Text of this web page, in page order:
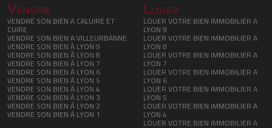
Vendre
VENDRE SON BIEN A CALUIRE ET
CUIRE
VENDRE SON BIEN A VILLEURBANNE
VENDRE SON BIEN À LYON 9
VENDRE SON BIEN À LYON 8
VENDRE SON BIEN À LYON 7
VENDRE SON BIEN À LYON 6
VENDRE SON BIEN À LYON 5
VENDRE SON BIEN À LYON 4
VENDRE SON BIEN À LYON 3
VENDRE SON BIEN À LYON 2
VENDRE SON BIEN À LYON 1
Louer
LOUER VOTRE BIEN IMMOBILIER A
LYON 9
LOUER VOTRE BIEN IMMOBILIER A
LYON 8
LOUER VOTRE BIEN IMMOBILIER A
LYON 7
LOUER VOTRE BIEN IMMOBILIER A
LYON 6
LOUER VOTRE BIEN IMMOBILIER A
LYON 5
LOUER VOTRE BIEN IMMOBILIER A
LYON 4
LOUER VOTRE BIEN IMMOBILIER A